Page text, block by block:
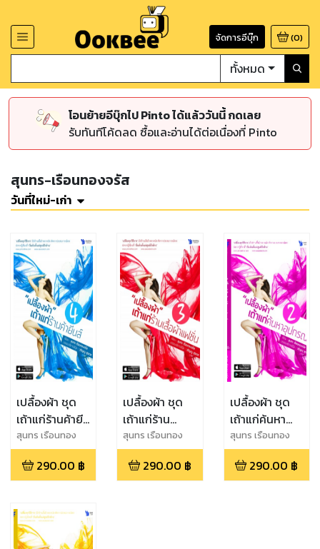
จัดการอีบุ๊ก (0)
ทั้งหมด
โอนย้ายอีบุ๊กไป Pinto ได้แล้ววันนี้ กดเลย
รับทันทีโค้ดลด ซื้อและอ่านได้ต่อเนื่องที่ Pinto
สุนทร-เรือนทองจรัส
วันที่ใหม่-เก่า
เปลื้องผ้า ชุด
เถ้าแก่ร้านค้ายีน
ส์
สุนทร เรือนทอง
จรัส
290.00 ฿
เปลื้องผ้า ชุด
เถ้าแก่ร้าน
เสื้อผ้าแฟชั่น
สุนทร เรือนทอง
จรัส
290.00 ฿
เปลื้องผ้า ชุด
เถ้าแก่ค้นหา
อุปกรณ์
สุนทร เรือนทอง
จรัส
290.00 ฿